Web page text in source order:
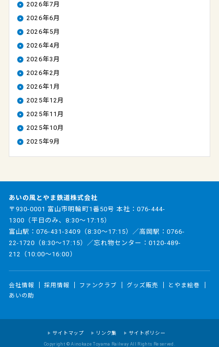
2026年7月
2026年6月
2026年5月
2026年4月
2026年3月
2026年2月
2026年1月
2025年12月
2025年11月
2025年10月
2025年9月
あいの風とやま鉄道株式会社
〒930-0001 富山市明輪町1番50号 本社： 076-444-
1300 （平日のみ、8:30～17:15）
富山駅：076-431-3409 （8:30～17:15）／高岡駅：0766-
22-1720 （8:30～17:15）／忘れ物センター：0120-489-
212 （10:00～16:00）
会社情報 採用情報 ファンクラブ グッズ販売
とやま絵巻
あいの助
サイトマップ リンク集 サイトポリシー
Copyright © Ainokaze Toyama Railway All Rights Reserved.